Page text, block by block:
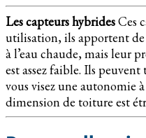
Les capteurs hybridesCes
utilisation, ils apportent
à l’eau chaude, mais leur
est assez faible. Ils
vous visez une autonomie
dimension de toiture est